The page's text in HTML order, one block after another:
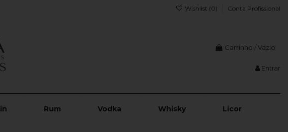
Wishlist (0) Conta Profissional
Carrinho /Vazio
Entrar
Rum Vodka Whisky Licor